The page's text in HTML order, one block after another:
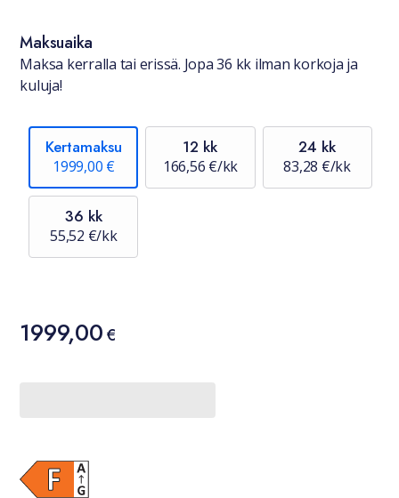
Maksuaika
Maksa kerralla tai erissä. Jopa 36 kk ilman korkoja ja
kuluja!
Kertamaksu
1999,00 €
12 kk
166,56 €/kk
24 kk
83,28 €/kk
36 kk
55,52 €/kk
Hinta
1999,00 €
1999,00€